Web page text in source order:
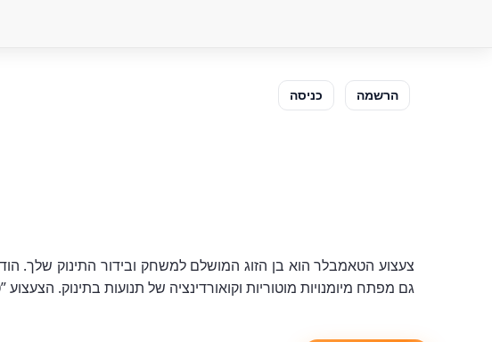
כניסה הרשמה
צעצוע הטאמבלר הוא בן הזוג המושלם למשחק ובידור התינוק שלך.
גם מפתח מיומנויות מוטוריות וקואורדינציה של תנועות בתינוק.